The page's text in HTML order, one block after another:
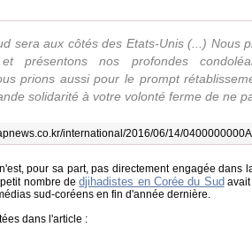
sera aux côtés des Etats-Unis (...) Nous
présentons nos profondes
prions aussi pour le prompt
solidarité à votre volonté ferme de ne
international/2016/06/14/
pour sa part, pas directement engagée dans
nombre dedjihadistes en Corée du Sud
sud-coréens en fin d'année dernière.
dans l'article :